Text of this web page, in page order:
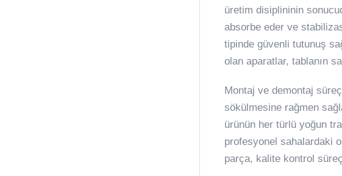
üretim disiplininin
absorbe eder ve
tipinde güvenli tutunuş
olan aparatlar, tablanın
Montaj ve demontaj
sökülmesine rağmen
ürünün her türlü yoğun
profesyonel sahalardaki
parça, kalite kontrol